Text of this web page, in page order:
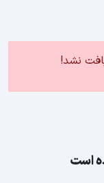
نشد!
است